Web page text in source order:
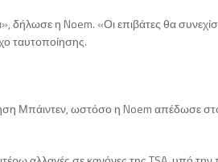
δήλωσε η Noem. «Οι επιβάτες θα
ταυτοποίησης.
Μπάιντεν, ωστόσο η Noem απέδωσε